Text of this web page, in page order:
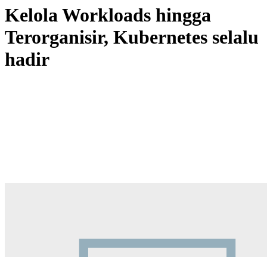
Kelola Workloads hingga
Terorganisir, Kubernetes selalu
hadir